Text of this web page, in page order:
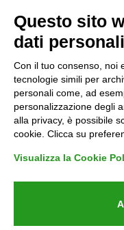
Questo sito
dati
Con il tuo consenso, noi
tecnologie simili per
personali come, ad
personalizzazione degli
alla privacy, è possibile
cookie. Clicca su
Visualizza la Cookie